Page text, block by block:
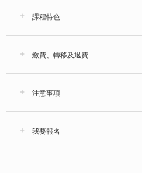
課程特色
繳費、轉移及退費
注意事項
我要報名